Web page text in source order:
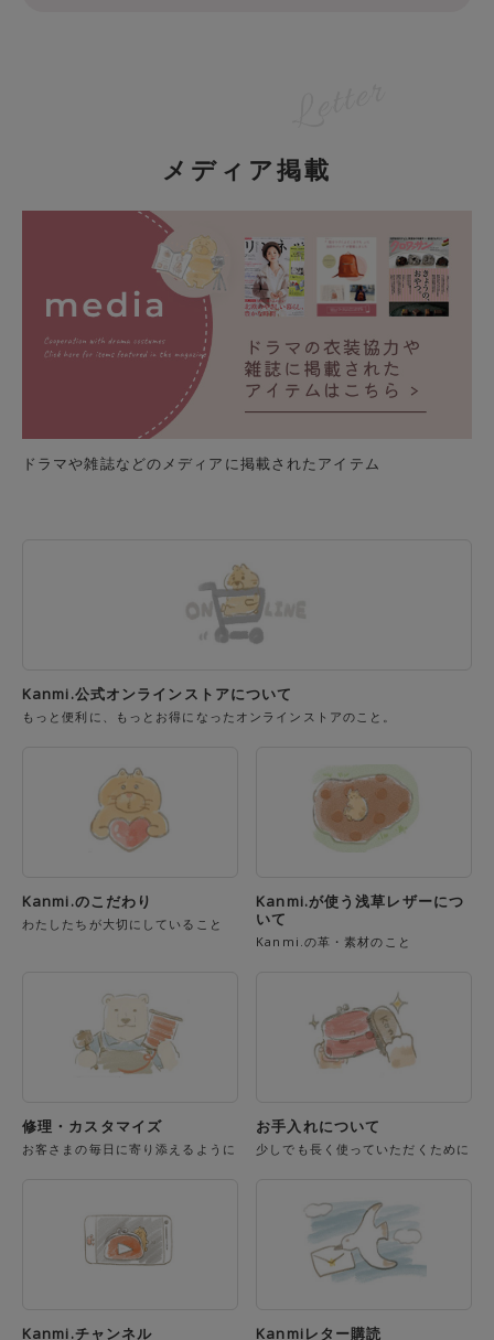
メディア掲載
ドラマや雑誌などのメディアに掲載されたアイテム
Kanmi.公式オンラインストアについて
もっと便利に、もっとお得になったオンラインストアのこと。
Kanmi.のこだわり
わたしたちが大切にしていること
Kanmi.が使う浅草レザーにつ
いて
Kanmi.の革・素材のこと
修理・カスタマイズ
お客さまの毎日に寄り添えるように
お手入れについて
少しでも長く使っていただくために
Kanmi.チャンネル Kanmiレター購読